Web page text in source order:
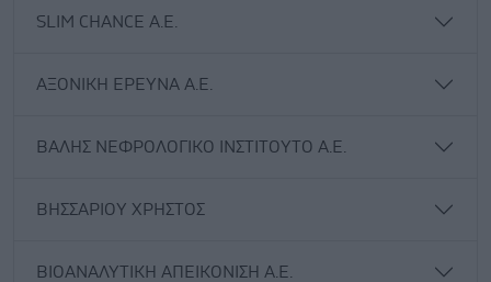
SLIM CHANCE Α.Ε.
ΑΞΟΝΙΚΗ ΕΡΕΥΝΑ Α.Ε.
ΒΑΛΗΣ ΝΕΦΡΟΛΟΓΙΚΟ ΙΝΣΤΙΤΟΥΤΟ Α.Ε.
ΒΗΣΣΑΡΙΟΥ ΧΡΗΣΤΟΣ
ΒΙΟΑΝΑΛΥΤΙΚΗ ΑΠΕΙΚΟΝΙΣΗ Α.Ε.